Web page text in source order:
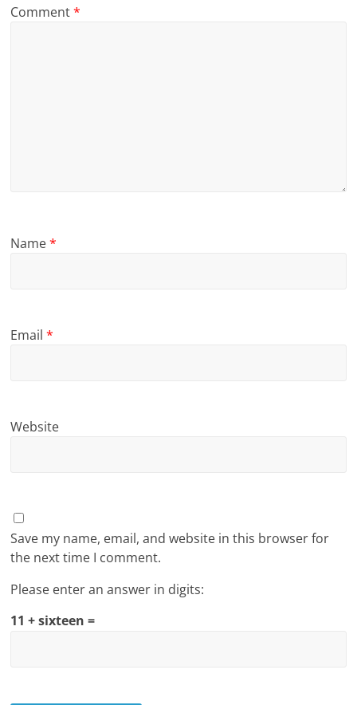
Comment*
Name*
Email*
Website
Save my name, email, and website in this browser for
the next time I comment.
Please enter an answer in digits:
11 + sixteen =